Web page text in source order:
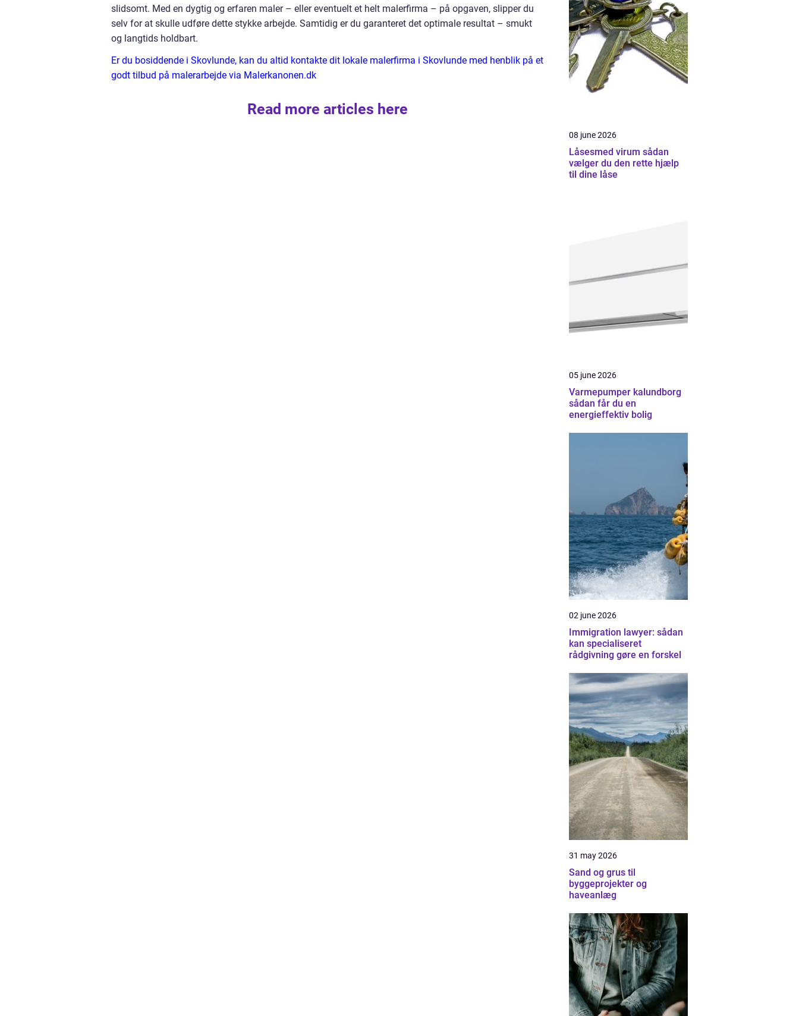
slidsomt. Med en dygtig og erfaren maler – eller eventuelt et helt malerfirma – på opgaven, slipper du
selv for at skulle udføre dette stykke arbejde. Samtidig er du garanteret det optimale resultat – smukt
og langtids holdbart.
Er du bosiddende i Skovlunde, kan du altid kontakte dit lokale malerfirma i Skovlunde med henblik på et
godt tilbud på malerarbejde via Malerkanonen.dk
Read more articles here
08 june 2026
Låsesmed virum sådan
vælger du den rette hjælp
til dine låse
05 june 2026
Varmepumper kalundborg
sådan får du en
energieffektiv bolig
02 june 2026
Immigration lawyer: sådan
kan specialiseret
rådgivning gøre en forskel
31 may 2026
Sand og grus til
byggeprojekter og
haveanlæg